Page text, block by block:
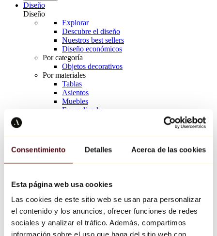
Consentimiento Detalles Acerca de las cookies
Esta página web usa cookies
Las cookies de este sitio web se usan para personalizar
el contenido y los anuncios, ofrecer funciones de redes
sociales y analizar el tráfico. Además, compartimos
información sobre el uso que haga del sitio web con
Diseño
Diseño
Explorar
Descubre el diseño
Nuestros best sellers
Diseño económicos
Por categoría
Objetos decorativos
Por materiales
Tablas
Asientos
Muebles
Encendiendo
Richard Orlinski
Keith Haring
Jeff Koons
Jean-Michel Basquiat
Todos los diseñadores
Obra de la semana